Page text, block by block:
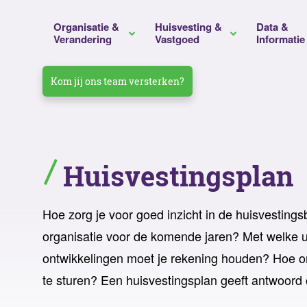
Organisatie &
Verandering
Strategievorming
Beleidsvorming
Organisatieontwikkeling
Procesoptimalisatie
Huisvesting &
Vastgoed
Bouwadvies
Duurzaamheidsadvies
Portefeuillemanagement
Assetmanagement
Data &
Informatie
informatiemanagement
Laat ons jouw vraagstuk ontrafelen
Gemeente Schagen
Kom jij ons team versterken?
Huisvestingsplan
Hoe zorg je voor goed inzicht in de
organisatie voor de komende jaren? Met welke
ontwikkelingen moet je rekening houden? Hoe
te sturen? Een huisvestingsplan geeft